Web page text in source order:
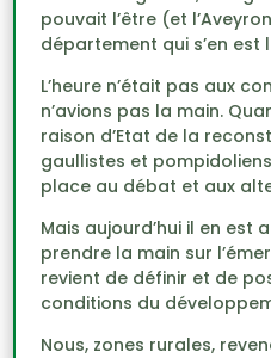
pouvait l’être (et
département qui s’en est
L’heure n’était pas aux
n’avions pas la main.
raison d’Etat de la
gaullistes et
place au débat et aux
Mais aujourd’hui il en est
prendre la main sur
revient de définir et de
conditions du
Nous, zones rurales,